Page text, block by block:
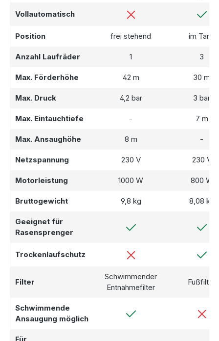
Vollautomatisch
Position frei stehend im Tank
Anzahl Laufräder 1 3
Max. Förderhöhe 42 m 30 m
Max. Druck 4,2 bar 3 bar
Max. Eintauchtiefe - 7 m
Max. Ansaughöhe 8 m -
Netzspannung 230 V 230 V
Motorleistung 1000 W 800 W
Bruttogewicht 9,8 kg 8,08 kg
Geeignet für
Rasensprenger
Trockenlaufschutz
Filter
Schwimmender
Entnahmefilter
Fußfilter
Schwimmende
Ansaugung möglich